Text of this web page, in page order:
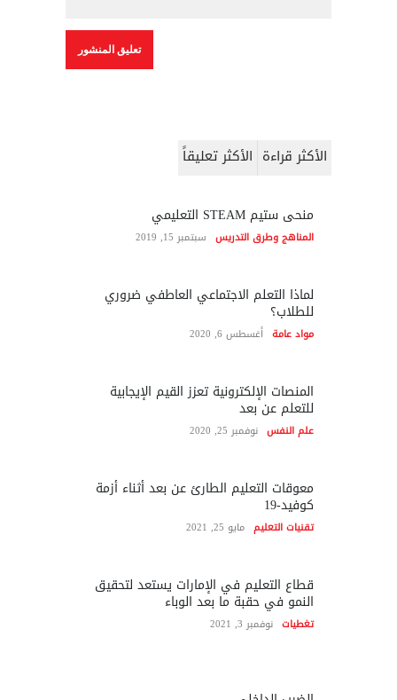
الأكثر قراءة الأكثر تعليقاً
منحى ستيم STEAM التعليمي
المناهج وطرق التدريس سبتمبر 15, 2019
لماذا التعلم الاجتماعي العاطفي ضروري
للطلاب؟
مواد عامة أغسطس 6, 2020
المنصات الإلكترونية تعزز القيم الإيجابية
للتعلم عن بعد
علم النفس نوفمبر 25, 2020
معوقات التعليم الطارئ عن بعد أثناء أزمة
كوفيد-19
تقنيات التعليم مايو 25, 2021
قطاع التعليم في الإمارات يستعد لتحقيق
النمو في حقبة ما بعد الوباء
تغطيات نوفمبر 3, 2021